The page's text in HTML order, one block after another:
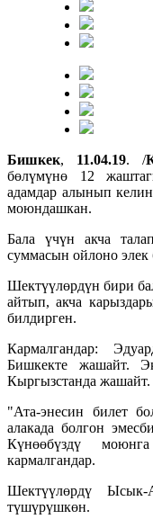
Бишкек, 11.04.19. /
бөлүмүнө 12
адамдар алынып
моюндашкан.
Бала үчүн акча
суммасын ойлоно элек
Шектүүлөрдүн бири
айтып, акча
билдирген.
Кармалгандар:
Бишкекте жашайт.
Кыргызстанда жашайт.
"Ата-энесин билет
алакада болгон
Күнөөбүздү
кармалгандар.
Шектүүлөрдү
түшүрүшкөн.